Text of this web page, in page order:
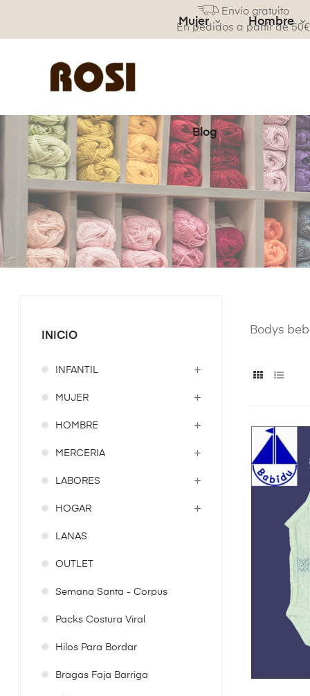
Envío gratuito
En pedidos a partir de 50€
Mujer Hombre
Blog
INICIO
INFANTIL
MUJER
HOMBRE
MERCERIA
LABORES
HOGAR
LANAS
OUTLET
Semana Santa - Corpus
Packs Costura Viral
Hilos Para Bordar
Bragas Faja Barriga
Bodys